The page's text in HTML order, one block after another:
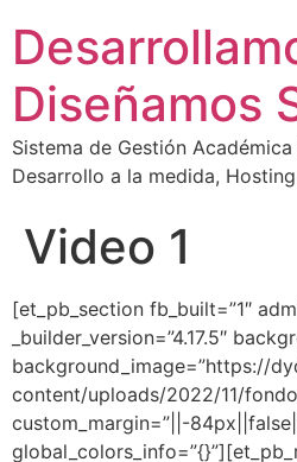
Diseñamos
Sistema de Gestión Académica
Desarrollo a la medida,
Video 1
[et_pb_section fb_built=”1″
_builder_version=”4.17.5″
background_image=”https://
content/uploads/2022/11/
custom_margin=”||-